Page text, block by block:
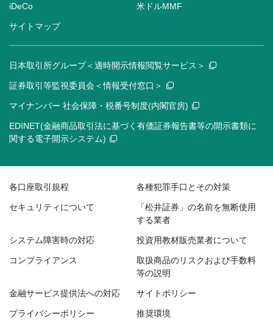
iDeCo 米ドルMMF
サイトマップ
日本取引所グループ＜適時開示情報閲覧サービス＞
証券取引等監視委員会＜情報受付窓口＞
マイナンバー 社会保障・税番号制度(内閣官房)
EDINET(金融商品取引法に基づく有価証券報告書等の開示書類に
関する電子開示システム)
各口座取引規程 各種犯罪手口とその対策
セキュリティについて
「松井証券」の名前を無断使用
する業者
システム障害時の対応 投資用教材販売業者について
コンプライアンス
取扱商品のリスクおよび手数料
等の説明
金融サービス提供法への対応 サイトポリシー
プライバシーポリシー 推奨環境